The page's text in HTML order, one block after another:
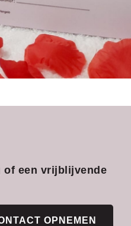
of een vrijblijvende
OPNEMEN